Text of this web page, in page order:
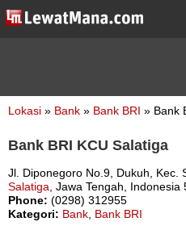
Lokasi » Bank » Bank BRI » Bank
Bank BRI KCU Salatiga
Jl. Diponegoro No.9, Dukuh, Kec.
Salatiga , Jawa Tengah, Indonesia
Phone: (0298) 312955
Kategori: Bank Bank BRI